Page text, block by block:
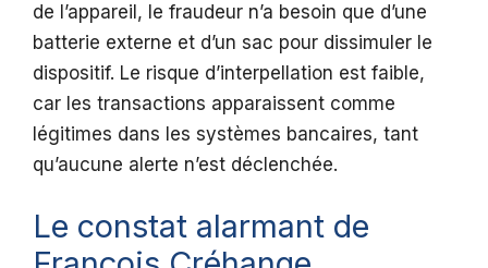
de l’appareil, le fraudeur n’a besoin que d’une
batterie externe et d’un sac pour dissimuler le
dispositif. Le risque d’interpellation est faible,
car les transactions apparaissent comme
légitimes dans les systèmes bancaires, tant
qu’aucune alerte n’est déclenchée.
Le constat alarmant de